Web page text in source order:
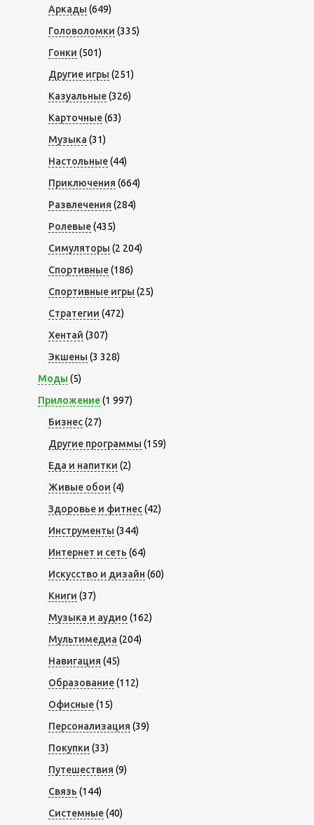
Аркады (649)
Головоломки (335)
Гонки (501)
Другие игры (251)
Казуальные(326)
Карточные(63)
Музыка (31)
Настольные(44)
Приключения (664)
Развлечения (284)
Ролевые(435)
Симуляторы (2 204)
Спортивные(186)
Спортивные игры (25)
Стратегии (472)
Хентай (307)
Экшены (3 328)
Моды (5)
Приложение(1 997)
Бизнес(27)
Другие программы (159)
Еда и напитки (2)
Живые обои (4)
Здоровье и фитнес(42)
Инструменты (344)
Интернет и сеть (64)
Искусство и дизайн (60)
Книги (37)
Музыка и аудио (162)
Мультимедиа (204)
Навигация (45)
Образование(112)
Офисные(15)
Персонализация (39)
Покупки (33)
Путешествия (9)
Связь (144)
Системные(40)